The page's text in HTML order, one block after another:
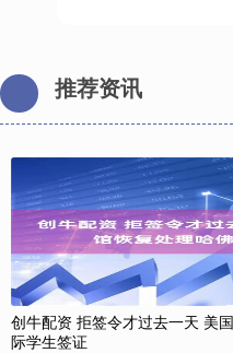
推荐资讯
创牛配资 拒签令才过去一天 美
际学生签证